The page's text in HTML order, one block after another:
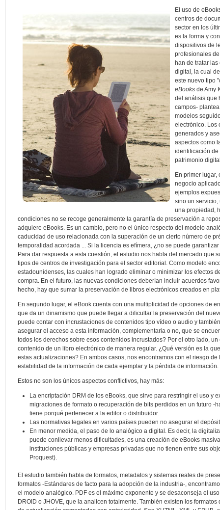
El uso de
centros de
sector en los
es la forma y
dispositivos de
profesionales
han de tratar
digital, la cual
este nuevo tipo
eBooks de Amy
del análisis que
campos-
modelos
electrónico. Los
generados y
aspectos como
identificación de
patrimonio
En primer
negocio
ejemplos
sino un servicio,
una propiedad,
condiciones no se recoge generalmente la garantía de preservación a
adquiere eBooks. Es un cambio, pero no el único respecto del modelo
caducidad de uso relacionada con la superación de un cierto número de
temporalidad acordada ... Si la licencia es efímera, ¿no se puede
Para dar respuesta a esta cuestión, el estudio nos habla del mercado que
tipos de centros de investigación para el sector editorial. Como modelo
estadounidenses, las cuales han logrado eliminar o minimizar los efectos
compra. En el futuro, las nuevas condiciones deberían incluir acuerdos
hecho, hay que sumar la preservación de libros electrónicos creados en
En segundo lugar, el eBook cuenta con una multiplicidad de opciones de
que da un dinamismo que puede llegar a dificultar la preservación del
puede contar con incrustaciones de contenidos tipo vídeo o audio y
asegurar el acceso a esta información, complementaria o no, que se
todos los derechos sobre esos contenidos incrustados? Por el otro lado,
contenido de un libro electrónico de manera regular. ¿Qué versión es la
estas actualizaciones? En ambos casos, nos encontramos con el riesgo
estabilidad de la información de cada ejemplar y la pérdida de información.
Estos no son los únicos aspectos conflictivos, hay más:
La encriptación DRM de los eBooks, que sirve para restringir el uso y
migraciones de formato o recuperación de bits perdidos en un futuro -
tiene porqué pertenecer a la editor o distribuidor.
Las normativas legales en varios países pueden no asegurar el
En menor medida, el paso de lo analógico a digital. Es decir, la
puede conllevar menos dificultades, es una creación de eBooks
instituciones públicas y empresas privadas que no tienen entre sus
Proquest).
El estudio también habla de formatos, metadatos y sistemas reales de
formatos -Estándares de facto para la adopción de la industria-,
el modelo analógico. PDF es el máximo exponente y se desaconseja el
DROID o JHOVE, que la analicen totalmente. También existen los